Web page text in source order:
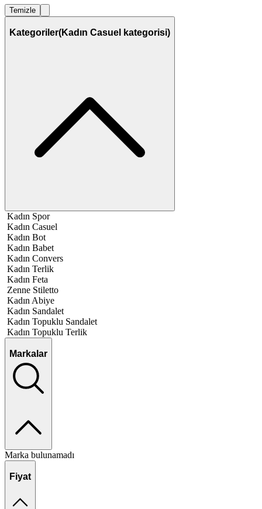
Temizle
Kategoriler(Kadın Casuel kategorisi)
Kadın Spor
Kadın Casuel
Kadın Bot
Kadın Babet
Kadın Convers
Kadın Terlik
Kadın Feta
Zenne Stiletto
Kadın Abiye
Kadın Sandalet
Kadın Topuklu Sandalet
Kadın Topuklu Terlik
Markalar
Marka bulunamadı
Fiyat